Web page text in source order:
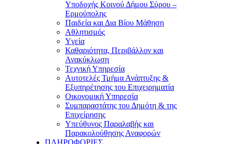
Υποδοχής Κοινού Δήμου Σύρου –
Ερμούπολης
Παιδεία και Δια Βίου Μάθηση
Αθλητισμός
Yγεία
Καθαριότητα, Περιβάλλον και
Ανακύκλωση
Τεχνική Υπηρεσία
Αυτοτελές Τμήμα Ανάπτυξης &
Εξυπηρέτησης του Επιχειρηματία
Οικονομική Υπηρεσία
Συμπαραστάτης του Δημότη & της
Επιχείρησης
Υπεύθυνος Παραλαβής και
Παρακολούθησης Αναφορών
ΠΛΗΡΟΦΟΡΙΕΣ